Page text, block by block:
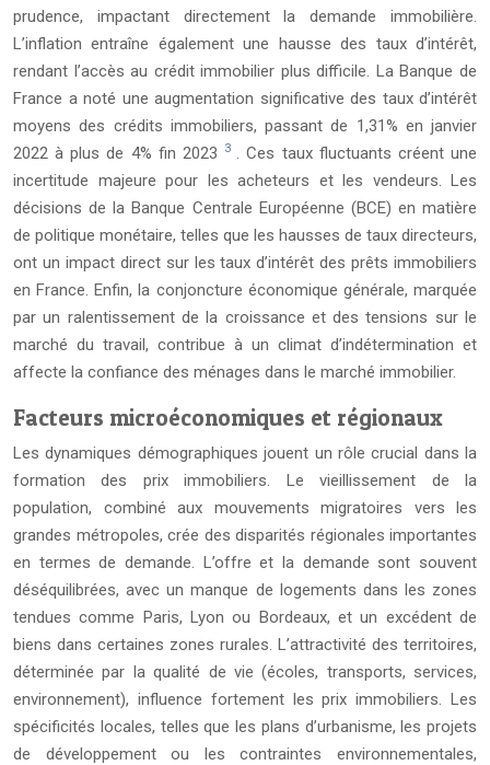
prudence, impactant directement la demande immobilière.
L’inflation entraîne également une hausse des taux d’intérêt,
rendant l’accès au crédit immobilier plus difficile. La Banque de
France a noté une augmentation significative des taux d’intérêt
moyens des crédits immobiliers, passant de 1,31% en janvier
2022 à plus de 4% fin 2023
3 . Ces taux fluctuants créent une
incertitude majeure pour les acheteurs et les vendeurs. Les
décisions de la Banque Centrale Européenne (BCE) en matière
de politique monétaire, telles que les hausses de taux directeurs,
ont un impact direct sur les taux d’intérêt des prêts immobiliers
en France. Enfin, la conjoncture économique générale, marquée
par un ralentissement de la croissance et des tensions sur le
marché du travail, contribue à un climat d’indétermination et
affecte la confiance des ménages dans le marché immobilier.
Facteurs microéconomiques et régionaux
Les dynamiques démographiques jouent un rôle crucial dans la
formation des prix immobiliers. Le vieillissement de la
population, combiné aux mouvements migratoires vers les
grandes métropoles, crée des disparités régionales importantes
en termes de demande. L’offre et la demande sont souvent
déséquilibrées, avec un manque de logements dans les zones
tendues comme Paris, Lyon ou Bordeaux, et un excédent de
biens dans certaines zones rurales. L’attractivité des territoires,
déterminée par la qualité de vie (écoles, transports, services,
environnement), influence fortement les prix immobiliers. Les
spécificités locales, telles que les plans d’urbanisme, les projets
de développement ou les contraintes environnementales,